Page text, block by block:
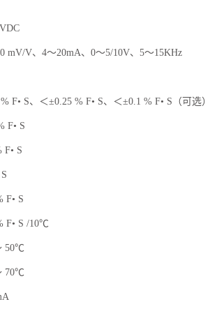
mV/V、4～20mA、0～5/10V、5～15KHz
F• S、＜±0.25 % F• S、＜±0.1 % F• S（可选）
F• S
F• S
F• S
F• S /10℃
50℃
70℃